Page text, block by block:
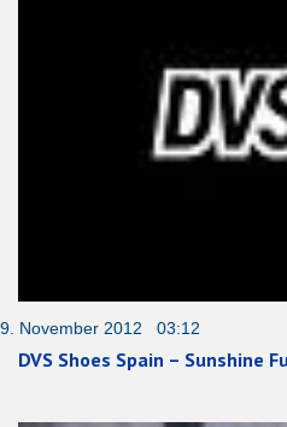
9. November 2012 03:12
DVS Shoes Spain – Sunshine